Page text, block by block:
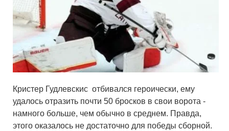
Кристер Гудлевскис отбивался героически, ему
удалось отразить почти 50 бросков в свои ворота -
намного больше, чем обычно в среднем. Правда,
этого оказалось не достаточно для победы сборной.